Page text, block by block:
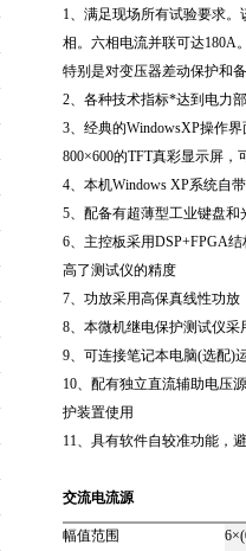
1、满足现场所有试验要求
相。六相电流并联可达180A
特别是对变压器差动保护和
2、各种技术指标*达到电力
3、经典的WindowsXP操作
800×600的TFT真彩显示屏
4、本机Windows XP系统自
5、配备有超薄型工业键盘
6、主控板采用DSP+FPGA
高了测试仪的精度
7、功放采用高保真线性功
8、本微机继电保护测试仪
9、可连接笔记本电脑(选配)
10、配有独立直流辅助电压
护装置使用
11、具有软件自较准功能，
交流电流源
幅值范围